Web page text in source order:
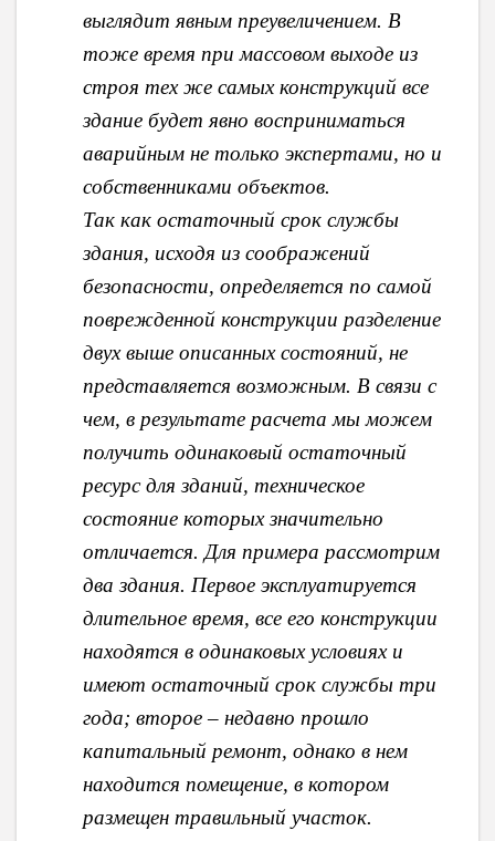
выглядит явным преувеличением. В
тоже время при массовом выходе из
строя тех же самых конструкций все
здание будет явно восприниматься
аварийным не только экспертами, но и
собственниками объектов.
Так как остаточный срок службы
здания, исходя из соображений
безопасности, определяется по самой
поврежденной конструкции разделение
двух выше описанных состояний, не
представляется возможным. В связи с
чем, в результате расчета мы можем
получить одинаковый остаточный
ресурс для зданий, техническое
состояние которых значительно
отличается. Для примера рассмотрим
два здания. Первое эксплуатируется
длительное время, все его конструкции
находятся в одинаковых условиях и
имеют остаточный срок службы три
года; второе – недавно прошло
капитальный ремонт, однако в нем
находится помещение, в котором
размещен травильный участок.